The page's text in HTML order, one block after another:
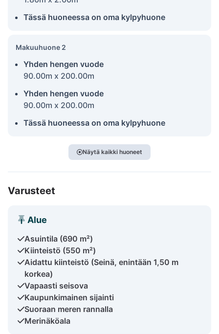
Tässä huoneessa on oma kylpyhuone
Makuuhuone 2
Yhden hengen vuode
90.00m x 200.00m
Yhden hengen vuode
90.00m x 200.00m
Tässä huoneessa on oma kylpyhuone
Näytä kaikki huoneet
Varusteet
Alue
Asuintila (690 m²)
Kiinteistö (550 m²)
Aidattu kiinteistö (Seinä, enintään 1,50 m
korkea)
Vapaasti seisova
Kaupunkimainen sijainti
Suoraan meren rannalla
Merinäköala